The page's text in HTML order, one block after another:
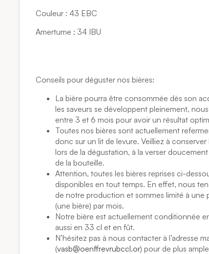
Couleur : 43 EBC
Amertume : 34 IBU
Conseils pour déguster nos bières:
La bière pourra être consommée dès son
les saveurs se développent pleinement,
entre 3 et 6 mois pour avoir un résultat
Toutes nos bières sont actuellement
donc sur un lit de levure. Veilliez à
lors de la dégustation, à la verser
de la bouteille.
Attention, toutes les bières reprises ci-
disponibles en tout temps. En effet, nous
de notre production et sommes limité à une
(une bière) par mois.
Notre bière est actuellement conditionnée
aussi en 33 cl et en fût.
N’hésitez pas à nous contacter à l’adresse
(vasb@oenffrevrubccl.or) pour de plus